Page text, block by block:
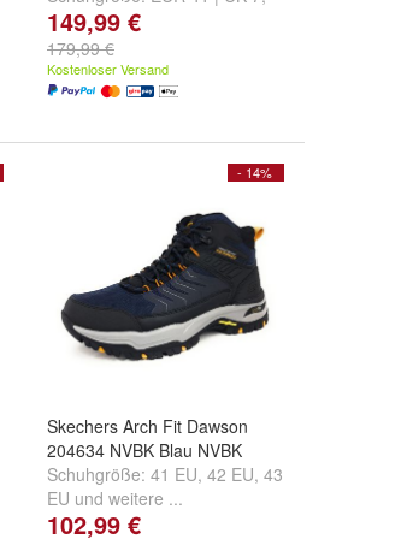
EUR 41.5 | UK 7.5
UK 8und
149,99 €
179,99 €
Kostenloser Versand
- 14%
Skechers Arch Fit Dawson
204634 NVBK Blau NVBK
Schuhgröße: 41 EU, 42 EU, 43
EU und weitere ...
102,99 €